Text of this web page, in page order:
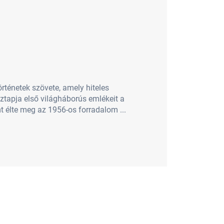
szövete, amely hiteles
első világháborús emlékeit a
meg az 1956-os forradalom ...